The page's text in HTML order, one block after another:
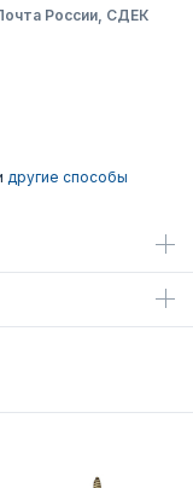
России, СДЕК
другие способы